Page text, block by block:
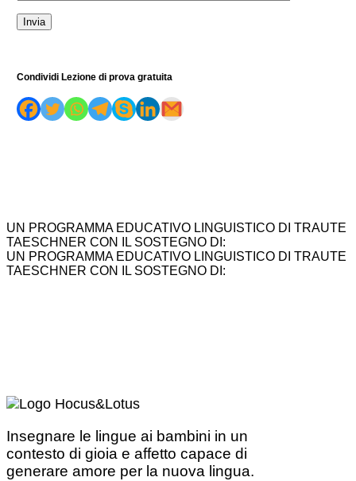
Condividi Lezione di prova gratuita
UN PROGRAMMA EDUCATIVO LINGUISTICO DI TRAUTE
TAESCHNER CON IL SOSTEGNO DI:
UN PROGRAMMA EDUCATIVO LINGUISTICO DI TRAUTE
TAESCHNER CON IL SOSTEGNO DI:
Insegnare le lingue ai bambini in un
contesto di gioia e affetto capace di
generare amore per la nuova lingua.